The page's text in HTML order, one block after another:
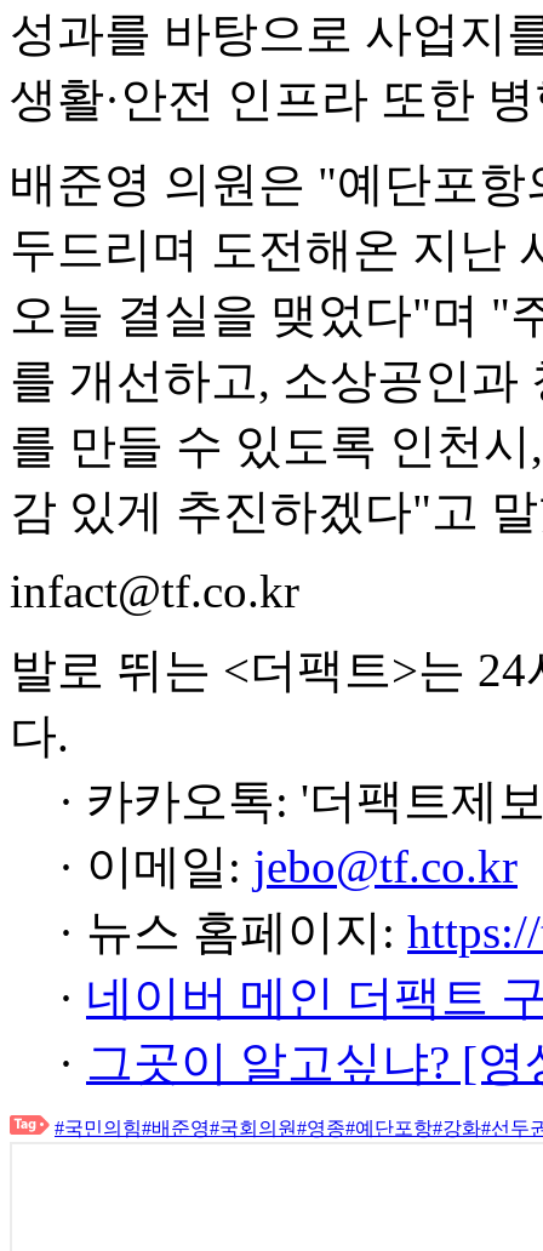
성과를 바탕으로 사업지
생활·안전 인프라 또한
배준영 의원은 "예단포
두드리며 도전해온 지난
오늘 결실을 맺었다"며 "
를 개선하고, 소상공인과
를 만들 수 있도록 인천
감 있게 추진하겠다"고
infact@tf.co.kr
발로 뛰는 <더팩트>는
다.
· 카카오톡: '더팩트제
· 이메일: jebo@tf.co.kr
· 뉴스 홈페이지:
· 네이버 메인 더팩트
· 그곳이 알고싶냐? [
#국민의힘#배준영#국회의원#영종#예단포항#강화#선두